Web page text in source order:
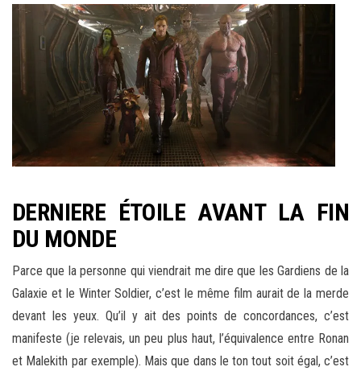
DERNIERE ÉTOILE AVANT LA FIN
DU MONDE
Parce que la personne qui viendrait me dire que les Gardiens de la
Galaxie et le Winter Soldier, c’est le même film aurait de la merde
devant les yeux. Qu’il y ait des points de concordances, c’est
manifeste (je relevais, un peu plus haut, l’équivalence entre Ronan
et Malekith par exemple). Mais que dans le ton tout soit égal, c’est